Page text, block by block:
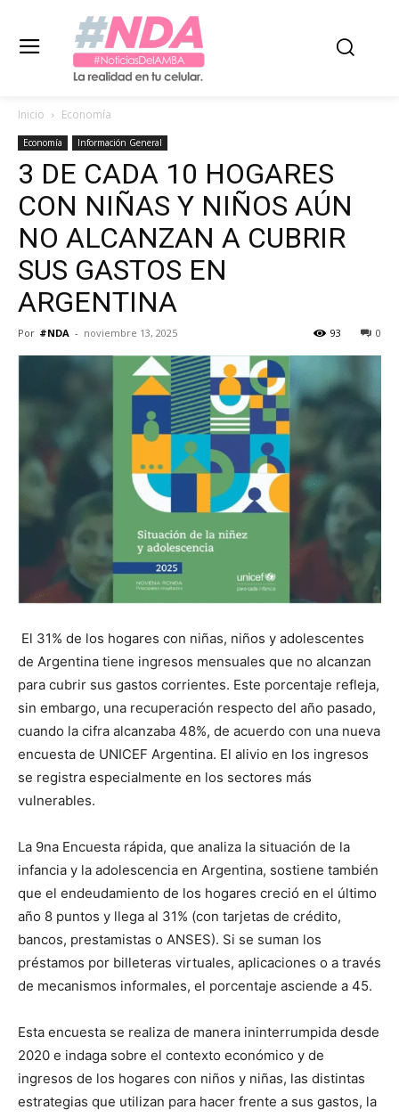
Inicio Economía
Economía Información General
3 DE CADA 10 HOGARES
CON NIÑAS Y NIÑOS AÚN
NO ALCANZAN A CUBRIR
SUS GASTOS EN
ARGENTINA
Por #NDA - noviembre 13, 2025 0
93
El 31% de los hogares con niñas, niños y adolescentes
de Argentina tiene ingresos mensuales que no alcanzan
para cubrir sus gastos corrientes. Este porcentaje refleja,
sin embargo, una recuperación respecto del año pasado,
cuando la cifra alcanzaba 48%, de acuerdo con una nueva
encuesta de UNICEF Argentina. El alivio en los ingresos
se registra especialmente en los sectores más
vulnerables.
La 9na Encuesta rápida, que analiza la situación de la
infancia y la adolescencia en Argentina, sostiene también
que el endeudamiento de los hogares creció en el último
año 8 puntos y llega al 31% (con tarjetas de crédito,
bancos, prestamistas o ANSES). Si se suman los
préstamos por billeteras virtuales, aplicaciones o a través
de mecanismos informales, el porcentaje asciende a 45.
Esta encuesta se realiza de manera ininterrumpida desde
2020 e indaga sobre el contexto económico y de
ingresos de los hogares con niños y niñas, las distintas
estrategias que utilizan para hacer frente a sus gastos, la